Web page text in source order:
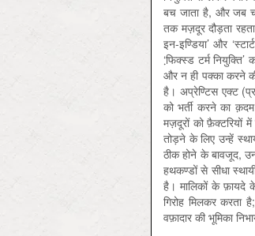
बच जाता है, और जब
तक मज़दूर दौड़ता
इन-इण्डिया’ और
‘फि़क्स्ड टर्म
और न ही पक्का करने
है। अप्रेण्टिस एक्ट
को भर्ती करने का
मज़दूरों को फ़ैक्टरियों
तोड़ने के लिए उन्हें
ठीक होने के बावजूद,
हथकण्डों से सीधा
है। मालिकों के फ़ायदे
गिरोह मिलकर करता
वफ़ादार की भूमिका